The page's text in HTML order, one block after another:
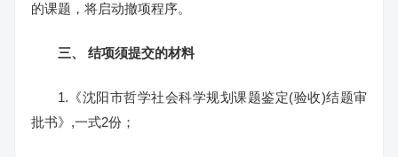
的课题，将启动撤项程序。
三、 结项须提交的材料
1.《沈阳市哲学社会科学规划课题鉴定(验收)结题审
批书》,一式2份；